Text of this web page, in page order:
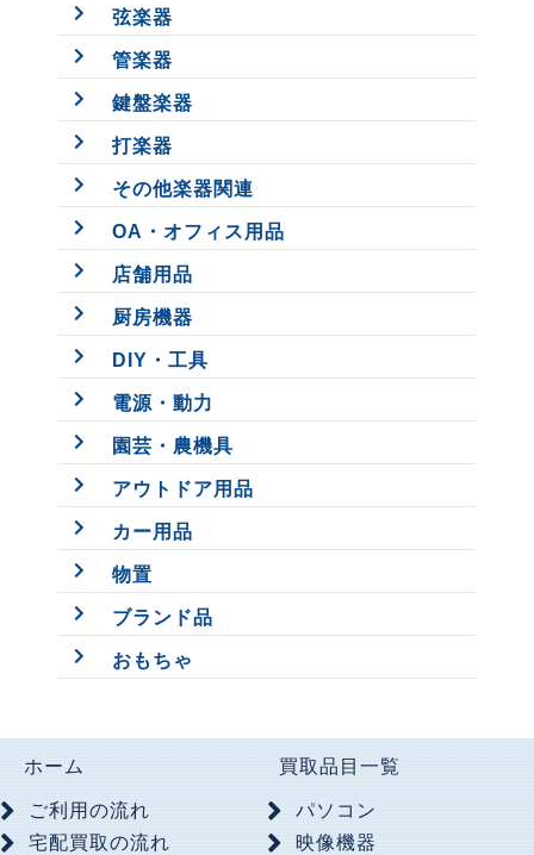
弦楽器
管楽器
鍵盤楽器
打楽器
その他楽器関連
OA・オフィス用品
店舗用品
厨房機器
DIY・工具
電源・動力
園芸・農機具
アウトドア用品
カー用品
物置
ブランド品
おもちゃ
ホーム
ご利用の流れ
宅配買取の流れ
買取品目一覧
パソコン
映像機器